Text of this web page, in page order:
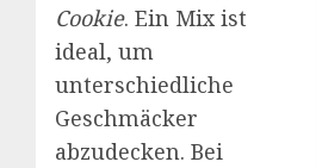
Cookie. Ein Mix ist
ideal, um
unterschiedliche
Geschmäcker
abzudecken. Bei